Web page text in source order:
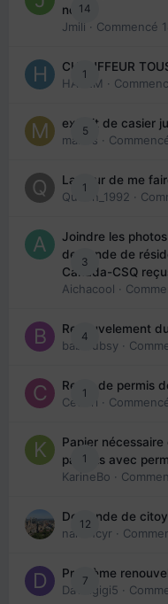
14
note
Jmili · Commencé
1
CHAUFFEUR
HAZEM ·
5
extrait de casier
maries ·
1
La peur de me
Queen_1992 ·
3
Joindre les
demande de
Canada-CSQ
Aichacool ·
4
Renouvelement
babibubsy ·
1
Refus de permis
Cedbri ·
1
Papier
parents avec
KarineBo ·
12
Demande de
nanancyr ·
7
Problème
Davidgigi5 ·